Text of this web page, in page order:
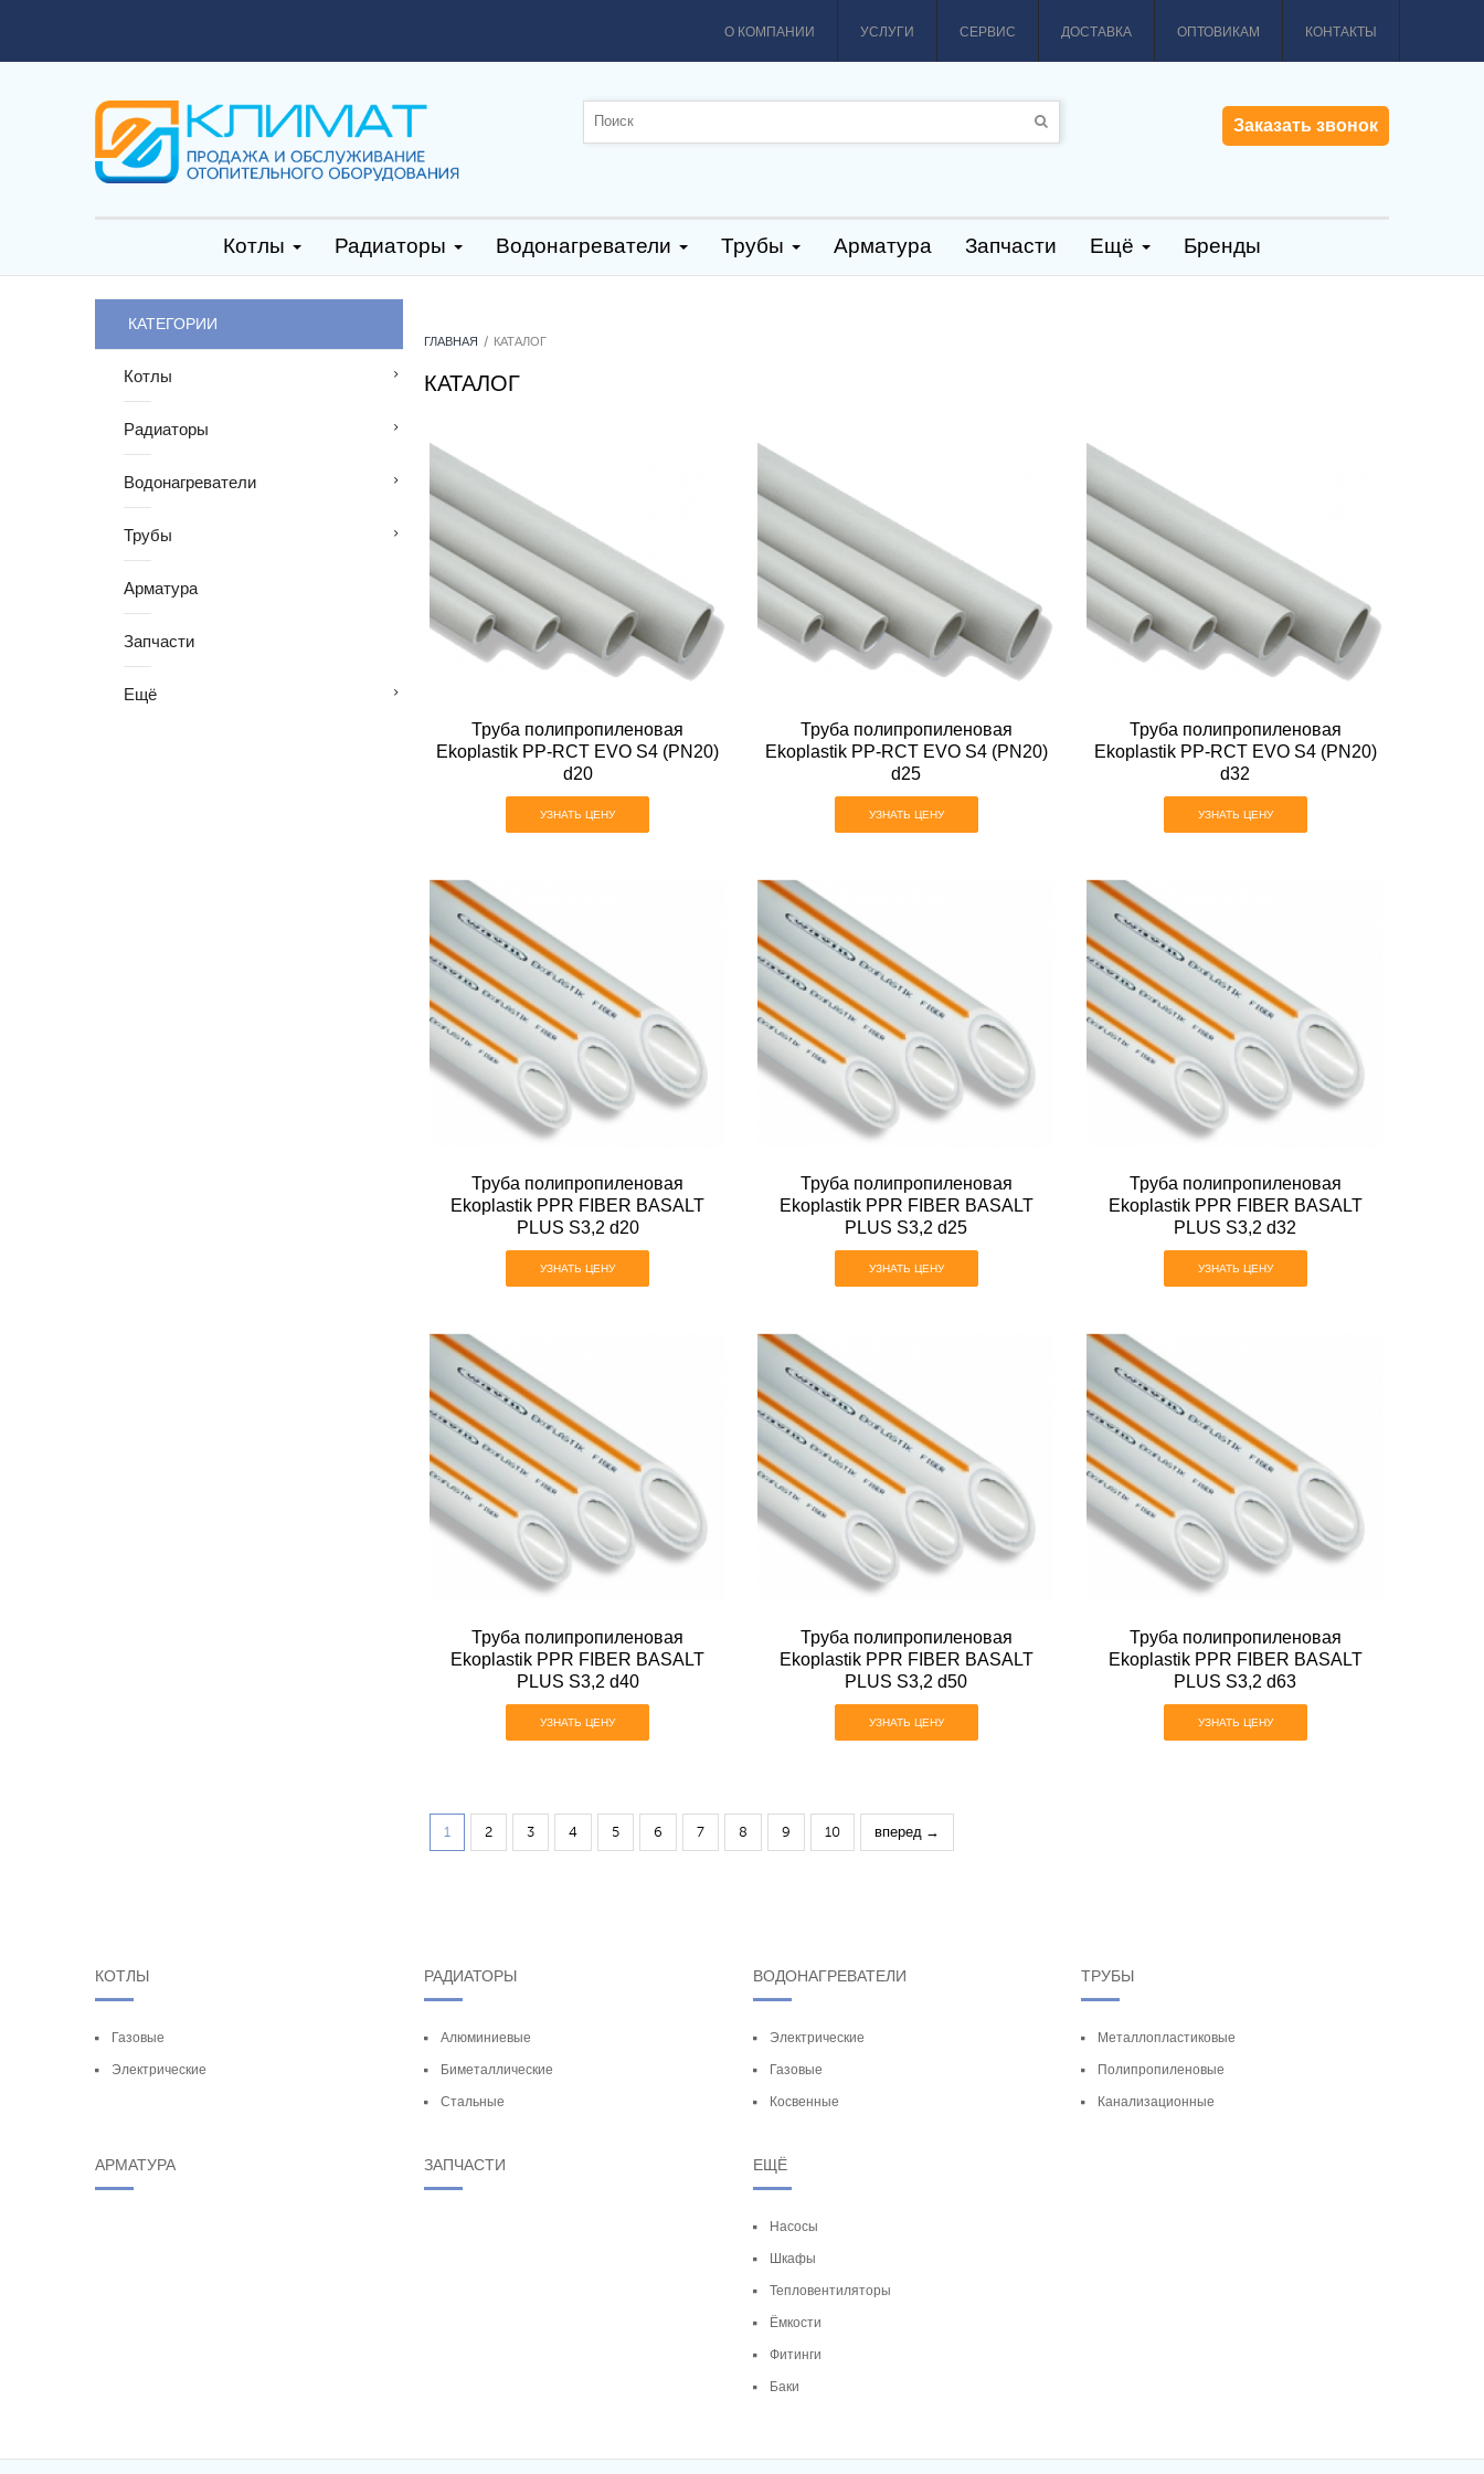
КОНТАКТЫ
ОПТОВИКАМ
ДОСТАВКА
СЕРВИС
УСЛУГИ
О КОМПАНИИ
Заказать звонок
Котлы Радиаторы Водонагреватели Трубы Арматура Запчасти Ещё Бренды
КАТЕГОРИИ
Котлы
Радиаторы
Водонагреватели
Трубы
Арматура
Запчасти
Ещё
ГЛАВНАЯ КАТАЛОГ
КАТАЛОГ
Труба полипропиленовая
Ekoplastik PP-RCT EVO S4 (PN20)
d20
УЗНАТЬ ЦЕНУ
Труба полипропиленовая
Ekoplastik PP-RCT EVO S4 (PN20)
d25
УЗНАТЬ ЦЕНУ
Труба полипропиленовая
Ekoplastik PP-RCT EVO S4 (PN20)
d32
УЗНАТЬ ЦЕНУ
Труба полипропиленовая
Ekoplastik PPR FIBER BASALT
PLUS S3,2 d20
УЗНАТЬ ЦЕНУ
Труба полипропиленовая
Ekoplastik PPR FIBER BASALT
PLUS S3,2 d25
УЗНАТЬ ЦЕНУ
Труба полипропиленовая
Ekoplastik PPR FIBER BASALT
PLUS S3,2 d32
УЗНАТЬ ЦЕНУ
Труба полипропиленовая
Ekoplastik PPR FIBER BASALT
PLUS S3,2 d40
УЗНАТЬ ЦЕНУ
Труба полипропиленовая
Ekoplastik PPR FIBER BASALT
PLUS S3,2 d50
УЗНАТЬ ЦЕНУ
Труба полипропиленовая
Ekoplastik PPR FIBER BASALT
PLUS S3,2 d63
УЗНАТЬ ЦЕНУ
1 2 3 4 5 6 7 8 9 10 вперед →
КОТЛЫ
Газовые
Электрические
РАДИАТОРЫ
Алюминиевые
Биметаллические
Стальные
ВОДОНАГРЕВАТЕЛИ
Электрические
Газовые
Косвенные
ТРУБЫ
Металлопластиковые
Полипропиленовые
Канализационные
АРМАТУРА ЗАПЧАСТИ ЕЩЁ
Насосы
Шкафы
Тепловентиляторы
Ёмкости
Фитинги
Баки